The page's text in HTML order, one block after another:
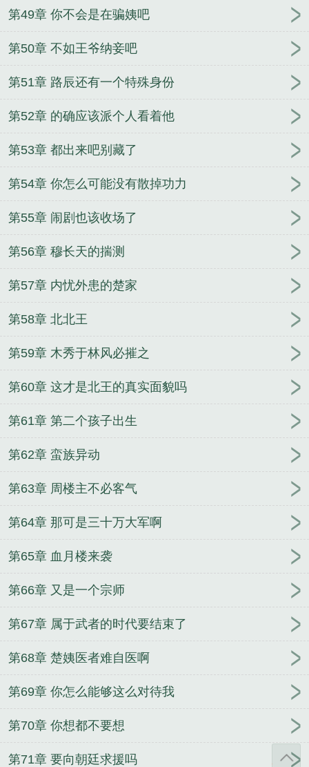
第49章 你不会是在骗姨吧
第50章 不如王爷纳妾吧
第51章 路辰还有一个特殊身份
第52章 的确应该派个人看着他
第53章 都出来吧别藏了
第54章 你怎么可能没有散掉功力
第55章 闹剧也该收场了
第56章 穆长天的揣测
第57章 内忧外患的楚家
第58章 北北王
第59章 木秀于林风必摧之
第60章 这才是北王的真实面貌吗
第61章 第二个孩子出生
第62章 蛮族异动
第63章 周楼主不必客气
第64章 那可是三十万大军啊
第65章 血月楼来袭
第66章 又是一个宗师
第67章 属于武者的时代要结束了
第68章 楚姨医者难自医啊
第69章 你怎么能够这么对待我
第70章 你想都不要想
第71章 要向朝廷求援吗